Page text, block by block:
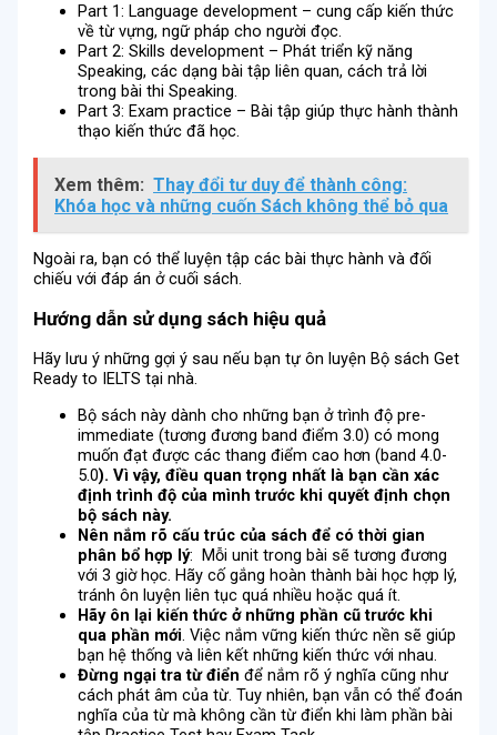
Part 1: Language development – cung cấp kiến thức
về từ vựng, ngữ pháp cho người đọc.
Part 2: Skills development – Phát triển kỹ năng
Speaking, các dạng bài tập liên quan, cách trả lời
trong bài thi Speaking.
Part 3: Exam practice – Bài tập giúp thực hành thành
thạo kiến thức đã học.
Xem thêm: Thay đổi tư duy để thành công:
Khóa học và những cuốn Sách không thể bỏ qua
Ngoài ra, bạn có thể luyện tập các bài thực hành và đối
chiếu với đáp án ở cuối sách.
Hướng dẫn sử dụng sách hiệu quả
Hãy lưu ý những gợi ý sau nếu bạn tự ôn luyện Bộ sách Get
Ready to IELTS tại nhà.
Bộ sách này dành cho những bạn ở trình độ pre-
immediate (tương đương band điểm 3.0) có mong
muốn đạt được các thang điểm cao hơn (band 4.0-
5.0). Vì vậy, điều quan trọng nhất là bạn cần xác
định trình độ của mình trước khi quyết định chọn
bộ sách này.
Nên nắm rõ cấu trúc của sách để có thời gian
phân bổ hợp lý: Mỗi unit trong bài sẽ tương đương
với 3 giờ học. Hãy cố gắng hoàn thành bài học hợp lý,
tránh ôn luyện liên tục quá nhiều hoặc quá ít.
Hãy ôn lại kiến thức ở những phần cũtrước khi
qua phần mới . Việc nắm vững kiến thức nền sẽ giúp
bạn hệ thống và liên kết những kiến thức với nhau.
Đừng ngại tra từ điển để nắm rõ ý nghĩa cũng như
cách phát âm của từ. Tuy nhiên, bạn vẫn có thể đoán
nghĩa của từ mà không cần từ điển khi làm phần bài